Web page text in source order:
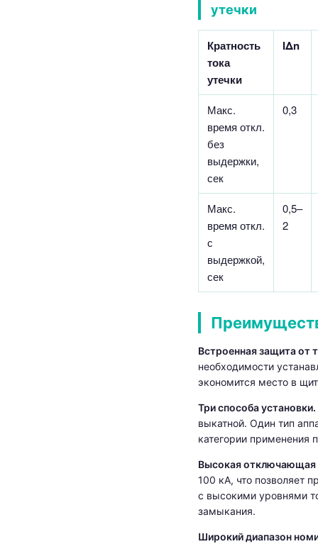
утечки
Кратность
тока
утечки
IΔn
Макс.
время откл.
без
выдержки,
сек
0,3
Макс.
время откл.
с
выдержкой,
сек
0,5–
2
Встроенная защита от
необходимости
экономится место в
Три способа установки.
выкатной. Один тип
категории применения
Высокая отключающая
100 кА, что позволяет
с высокими уровнями
замыкания.
Широкий диапазон